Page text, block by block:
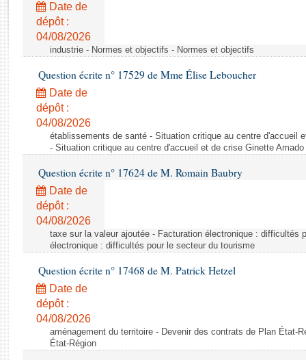
Rapports législatifs
Rapports sur l'application des lois
Baromètre de l’application des lois
Dossiers législatifs
Budget et sécurité sociale
Questions écrites et orales
Comptes rendus des débats
Date de
dépôt :
04/08/2026
industrie - Normes et objectifs - Normes et objectifs
Question écrite n° 17529 de Mme Élise Leboucher
Date de
dépôt :
04/08/2026
établissements de santé - Situation critique au centre d'accueil
- Situation critique au centre d'accueil et de crise Ginette Amado
Question écrite n° 17624 de M. Romain Baubry
Date de
dépôt :
04/08/2026
taxe sur la valeur ajoutée - Facturation électronique : difficultés
électronique : difficultés pour le secteur du tourisme
Question écrite n° 17468 de M. Patrick Hetzel
Date de
dépôt :
04/08/2026
aménagement du territoire - Devenir des contrats de Plan État-
État-Région